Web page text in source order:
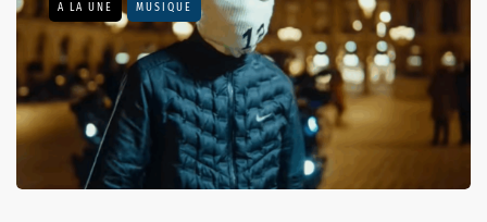
A LA UNE MUSIQUE